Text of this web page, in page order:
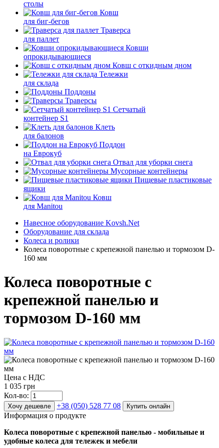
столы
Ковш
для биг-бегов
Траверса
для паллет
Ковши
опрокидывающиеся
Ковш с откидным дном
Тележки
для склада
Поддоны
Траверсы
Сетчатый
контейнер S1
Клеть
для балонов
Поддон
на Еврокуб
Отвал для уборки снега
Мусорные контейнеры
Пищевые пластиковые
ящики
Ковш
для Manitou
Навесное оборудование Kovsh.Net
Оборудование для склада
Колеса и ролики
Колеса поворотные с крепежной панелью и тормозом D-
160 мм
Колеса поворотные с
крепежной панелью и
тормозом D-160 мм
Цена с НДС
1 035 грн
Кол-во:
Хочу дешевле +38 (050) 528 77 08 Купить онлайн
Информация о продукте
Колеса поворотные с крепежной панелью - мобильные и
удобные колеса для тележек и мебели